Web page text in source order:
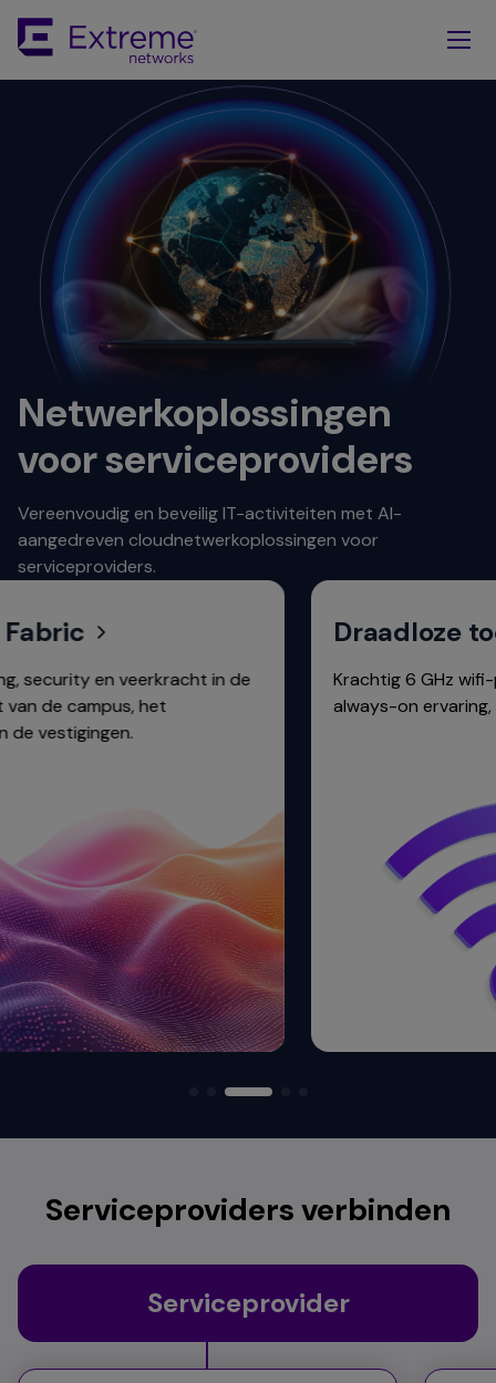
Main
Content
Netwerkoplossingen
voor serviceproviders
Vereenvoudig en beveilig IT-activiteiten met AI-
aangedreven cloudnetwerkoplossingen voor
serviceproviders.
veerkracht in de
het
Draadloze toegang
Krachtig 6 GHz wifi-portfolio
always-on ervaring, zowel
Serviceproviders verbinden
Serviceprovider